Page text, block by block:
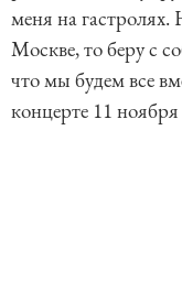
меня на гастролях.
Москве, то беру с
что мы будем все
концерте 11